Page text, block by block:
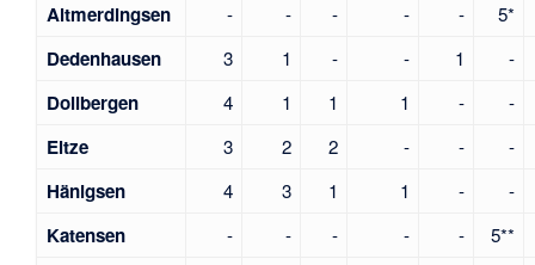
Altmerdingsen
- - - - - 5*
Dedenhausen 3 1 - - 1 -
Dollbergen 4 1 1 1 - -
Eltze 3 2 2 - - -
Hänigsen 4 3 1 1 - -
Katensen - - - - - 5**